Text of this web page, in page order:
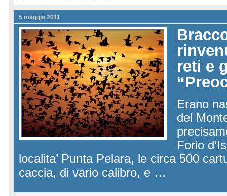
5 maggio 2011
reti e
Erano
del
Forio
localita’ Punta Pelara, le circa 500
caccia, di vario calibro, e …